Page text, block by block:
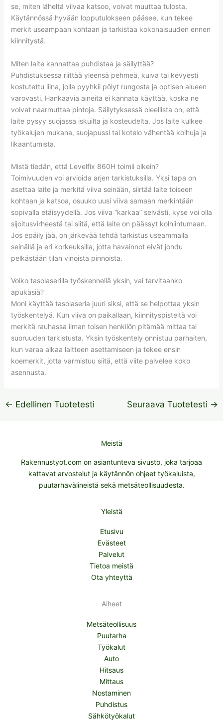
se, miten läheltä viivaa katsoo, voivat muuttaa tulosta.
Käytännössä hyvään lopputulokseen pääsee, kun tekee
merkit useampaan kohtaan ja tarkistaa kokonaisuuden ennen
kiinnitystä.
Miten laite kannattaa puhdistaa ja säilyttää?
Puhdistuksessa riittää yleensä pehmeä, kuiva tai kevyesti
kostutettu liina, jolla pyyhkii pölyt rungosta ja optisen alueen
varovasti. Hankaavia aineita ei kannata käyttää, koska ne
voivat naarmuttaa pintoja. Säilytyksessä oleellista on, että
laite pysyy suojassa iskuilta ja kosteudelta. Jos laite kulkee
työkalujen mukana, suojapussi tai kotelo vähentää kolhuja ja
likaantumista.
Mistä tiedän, että Levelfix 860H toimii oikein?
Toimivuuden voi arvioida arjen tarkistuksilla. Yksi tapa on
asettaa laite ja merkitä viiva seinään, siirtää laite toiseen
kohtaan ja katsoa, osuuko uusi viiva samaan merkintään
sopivalla etäisyydellä. Jos viiva “karkaa” selvästi, kyse voi olla
sijoitusvirheestä tai siitä, että laite on päässyt kolhiintumaan.
Jos epäily jää, on järkevää tehdä tarkistus useammalla
seinällä ja eri korkeuksilla, jotta havainnot eivät johdu
pelkästään tilan vinoista pinnoista.
Voiko tasolaserilla työskennellä yksin, vai tarvitaanko
apukäsiä?
Moni käyttää tasolaseria juuri siksi, että se helpottaa yksin
työskentelyä. Kun viiva on paikallaan, kiinnityspisteitä voi
merkitä rauhassa ilman toisen henkilön pitämää mittaa tai
suoruuden tarkistusta. Yksin työskentely onnistuu parhaiten,
kun varaa aikaa laitteen asettamiseen ja tekee ensin
koemerkit, jotta varmistuu siitä, että viite palvelee koko
asennusta.
← Edellinen Tuotetesti Seuraava Tuotetesti →
Meistä
Rakennustyot.com on asiantunteva sivusto, joka tarjoaa
kattavat arvostelut ja käytännön ohjeet työkaluista,
puutarhavälineistä sekä metsäteollisuudesta.
Yleistä
Etusivu
Evästeet
Palvelut
Tietoa meistä
Ota yhteyttä
Aiheet
Metsäteollisuus
Puutarha
Työkalut
Auto
Hitsaus
Mittaus
Nostaminen
Puhdistus
Sähkötyökalut